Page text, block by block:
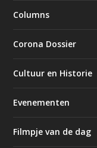
Columns
Corona Dossier
Cultuur en Historie
Evenementen
Filmpje van de dag